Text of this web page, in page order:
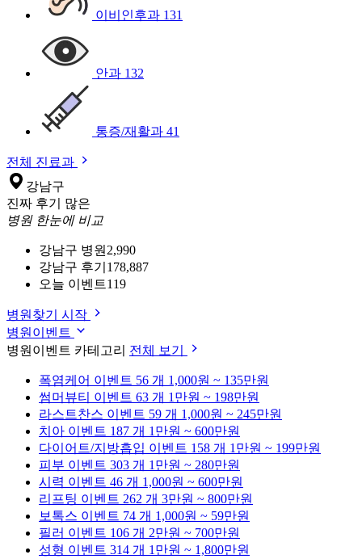
이비인후과 131
안과 132
통증/재활과 41
전체 진료과
강남구
진짜 후기 많은
병원 한눈에 비교
강남구 병원 2,990
강남구 후기 178,887
오늘 이벤트119
병원찾기 시작
병원이벤트
병원이벤트 카테고리 전체 보기
폭염케어 이벤트 56 개 1,000원 ~ 135만원
썸머뷰티 이벤트 63 개 1만원 ~ 198만원
라스트찬스 이벤트 59 개 1,000원 ~ 245만원
치아 이벤트 187 개 1만원 ~ 600만원
다이어트/지방흡입 이벤트 158 개 1만원 ~ 199만원
피부 이벤트 303 개 1만원 ~ 280만원
시력 이벤트 46 개 1,000원 ~ 600만원
리프팅 이벤트 262 개 3만원 ~ 800만원
보톡스 이벤트 74 개 1,000원 ~ 59만원
필러 이벤트 106 개 2만원 ~ 700만원
성형 이벤트 314 개 1만원 ~ 1,800만원